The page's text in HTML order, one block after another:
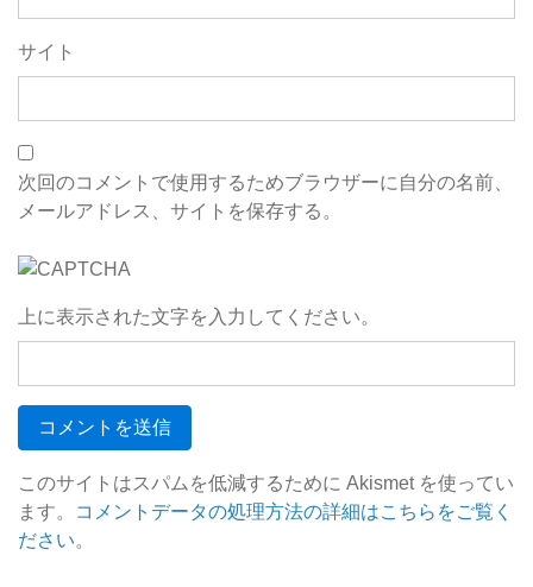
サイト
次回のコメントで使用するためブラウザーに自分の名前、
メールアドレス、サイトを保存する。
上に表示された文字を入力してください。
このサイトはスパムを低減するために Akismet を使ってい
ます。
コメントデータの処理方法の詳細はこちらをご覧く
ださい。